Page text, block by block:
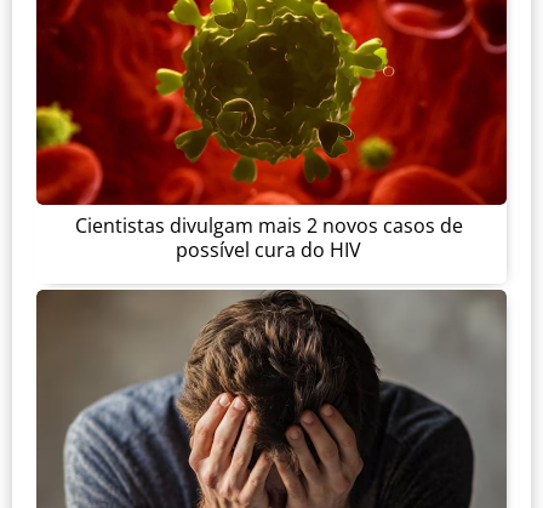
Cientistas divulgam mais 2 novos casos de
possível cura do HIV